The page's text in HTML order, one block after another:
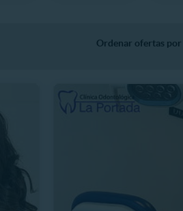
Ordenar ofertas por